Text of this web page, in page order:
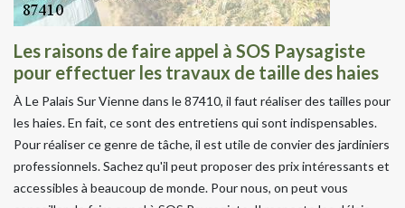
Les raisons de faire appel à SOS Paysagiste
pour effectuer les travaux de taille des haies
À Le Palais Sur Vienne dans le 87410, il faut réaliser des tailles pour
les haies. En fait, ce sont des entretiens qui sont indispensables.
Pour réaliser ce genre de tâche, il est utile de convier des jardiniers
professionnels. Sachez qu'il peut proposer des prix intéressants et
accessibles à beaucoup de monde. Pour nous, on peut vous